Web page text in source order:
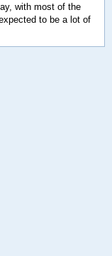
with most of the
to be a lot of